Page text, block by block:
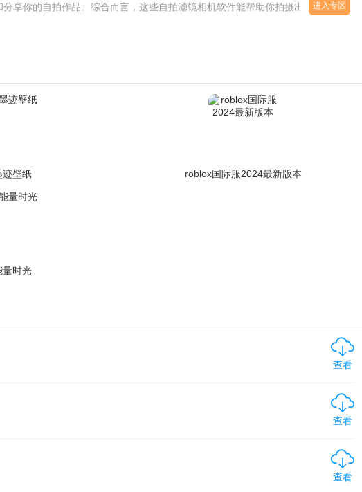
你的自拍作品。综合而言，这些自拍滤镜相机软件能帮助你拍摄出令人赞叹的
进入专区
迹壁纸 roblox国际服2024最新版本
量时光
查看
查看
查看